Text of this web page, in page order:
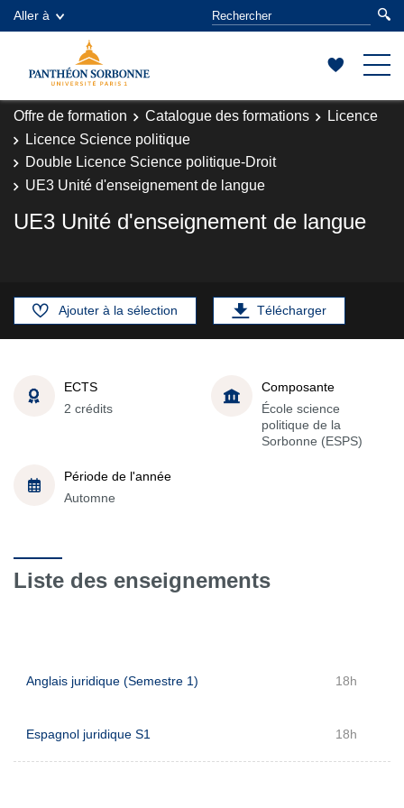
Aller à
Offre de formation Catalogue des formations
Licence
Licence Science politique
Double Licence Science politique-Droit
UE3 Unité d'enseignement de langue
UE3 Unité d'enseignement de langue
Ajouter à la sélection Télécharger
ECTS
2 crédits
Composante
École science
politique de la
Sorbonne (ESPS)
Période de l'année
Automne
Liste des enseignements
Anglais juridique (Semestre 1) 18h
Espagnol juridique S1 18h